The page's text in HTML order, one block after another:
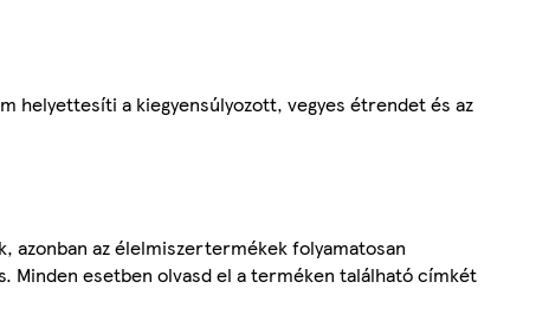
helyettesíti a kiegyensúlyozott, vegyes étrendet és az
azonban az élelmiszertermékek folyamatosan
Minden esetben olvasd el a terméken található címkét